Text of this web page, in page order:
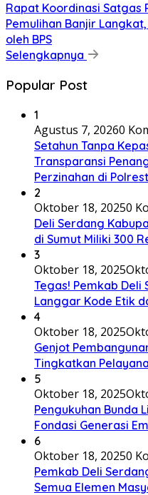
Rapat Koordinasi Satgas
Pemulihan Banjir
oleh BPS
Selengkapnya
Popular Post
1
Agustus 7, 20260
Setahun Tanpa
Transparansi
Perzinahan di
2
Oktober 18, 20250
Deli Serdang
di Sumut Miliki 300
3
Oktober 18, 2025
Tegas! Pemkab Deli
Langgar Kode Etik
4
Oktober 18, 2025
Genjot
Tingkatkan
5
Oktober 18, 2025
Pengukuhan Bunda
Fondasi Generasi
6
Oktober 18, 20250
Pemkab Deli
Semua Elemen